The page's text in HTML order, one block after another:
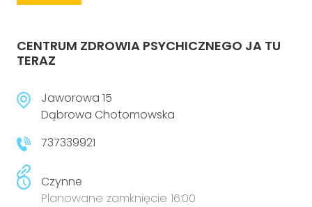
CENTRUM ZDROWIA PSYCHICZNEGO JA TU
TERAZ
Jaworowa 15
Dąbrowa Chotomowska
737339921
Czynne
Planowane zamknięcie 16:00